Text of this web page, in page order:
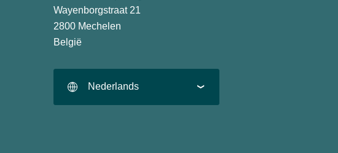
Wayenborgstraat 21
2800 Mechelen
België
Nederlands